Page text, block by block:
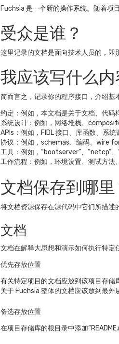
Fuchsia 是一个新的操作系统。随着项
受众是谁？
这里记录的文档是面向技术人员的，即
我应该写什么内
简而言之，记录你的程序接口，介绍基
约定：例如，本文档是关于文档、代码
系统设计：例如，网络堆栈、
APIs：例如，FIDL 接口、库函数、系统
协议：例如，schemas、编码、wire
工具：例如，“bootserver”、“netcp”
工作流程：例如，环境设置、测试方
文档保存到哪
将文档资源保存在源代码中它们所描述
文档
文档在解释大思想和演示如何执行特定
优先存放位置
有关特定项目的文档应放到该项目存储
关于 Fuchsia 整体的文档应该放到最外
备选存放位置
在项目存储库的根目录中添加